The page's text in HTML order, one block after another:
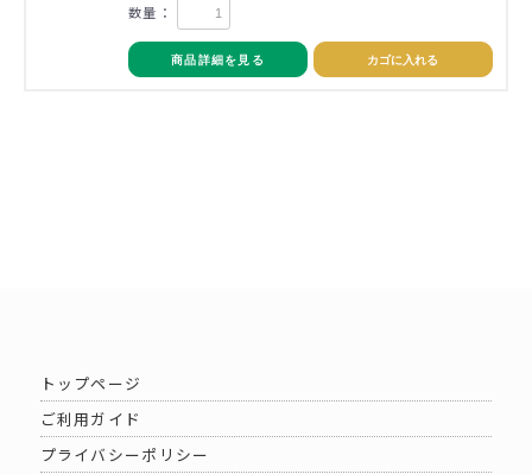
数量：
商品詳細を見る カゴに入れる
トップページ
ご利用ガイド
プライバシーポリシー